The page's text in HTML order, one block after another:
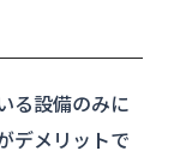
る設備のみに
デメリットで